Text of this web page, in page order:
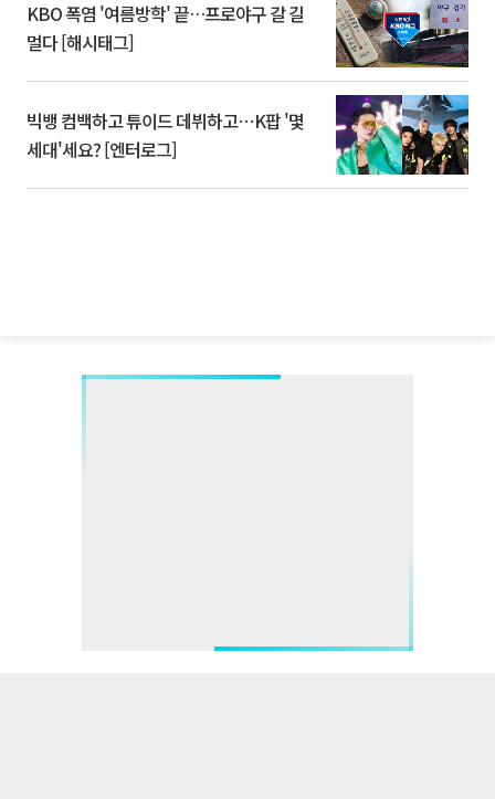
KBO 폭염 '여름방학' 끝…프로야구 갈 길
멀다 [해시태그]
빅뱅 컴백하고 튜이드 데뷔하고⋯K팝 '몇
세대'세요? [엔터로그]